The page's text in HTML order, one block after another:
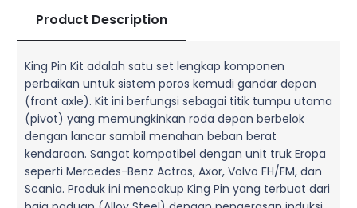
Product Description
King Pin Kit adalah satu set lengkap komponen
perbaikan untuk sistem poros kemudi gandar depan
(front axle). Kit ini berfungsi sebagai titik tumpu utama
(pivot) yang memungkinkan roda depan berbelok
dengan lancar sambil menahan beban berat
kendaraan. Sangat kompatibel dengan unit truk Eropa
seperti Mercedes-Benz Actros, Axor, Volvo FH/FM, dan
Scania. Produk ini mencakup King Pin yang terbuat dari